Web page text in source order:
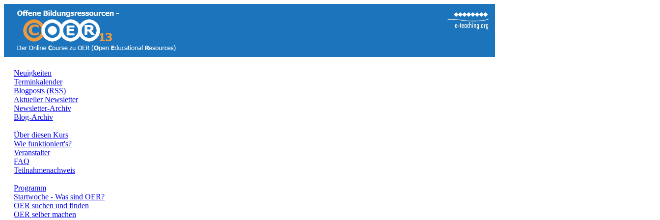
Neuigkeiten
Terminkalender
Blogposts (RSS)
Aktueller Newsletter
Newsletter-Archiv
Blog-Archiv
Über diesen Kurs
Wie funktioniert's?
Veranstalter
FAQ
Teilnahmenachweis
Programm
Startwoche - Was sind OER?
OER suchen und finden
OER selber machen